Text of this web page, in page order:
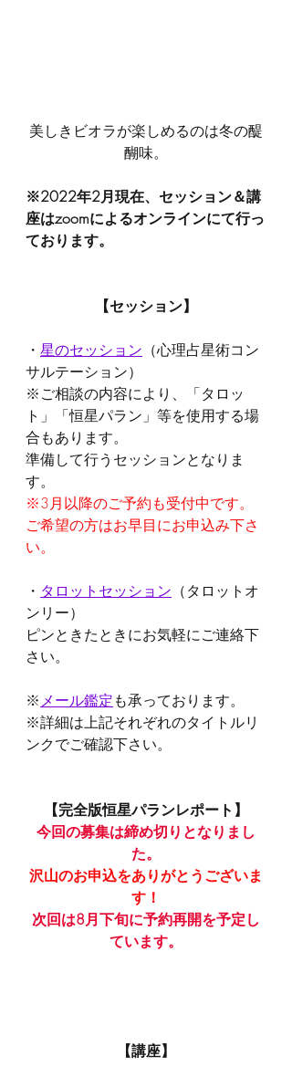
美しきビオラが楽しめるのは冬の醍
醐味。
※2022年2月現在、セッション＆講
座はzoomによるオンラインにて行っ
ております。
【セッション】
・ 星のセッション （心理占星術コン
サルテーション）
※ご相談の内容により、「タロッ
ト」「恒星パラン」等を使用する場
合もあります。
準備して行うセッションとなりま
す。
※3月以降のご予約も受付中です。
ご希望の方はお早目にお申込み下さ
い。
・ タロットセッション （タロットオ
ンリー）
ピンときたときにお気軽にご連絡下
さい。
※メール鑑定も承っております。
※詳細は上記それぞれのタイトルリ
ンクでご確認下さい。
【完全版恒星パランレポート】
今回の募集は締め切りとなりまし
た。
沢山のお申込をありがとうございま
す！
次回は8月下旬に予約再開を予定し
ています。
【講座】